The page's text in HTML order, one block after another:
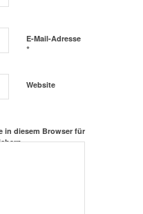
E-Mail-Adresse
*
Website
in diesem Browser für